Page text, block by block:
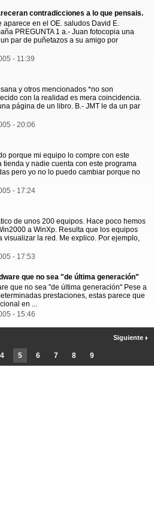
contradicciones a lo que pensais.
aparece en el OE. saludos David E.
PREGUNTA 1 a.- Juan fotocopia una
par de puñetazos a su amigo por
- 11:39
y otros mencionados *no son
con la realidad es mera coincidencia.
página de un libro. B.- JMT le da un par
- 20:06
porque mi equipo lo compre con este
y nadie cuenta con este programa
pero yo no lo puedo cambiar porque no
- 17:24
de unos 200 equipos. Hace poco hemos
a WinXp. Resulta que los equipos
visualizar la red. Me explico. Por ejemplo,
- 17:53
que no sea "de última generación"
que no sea "de última generación" Pese a
prestaciones, estas parece que
en ...
- 15:46
4 5 6 7 8 9
Siguiente